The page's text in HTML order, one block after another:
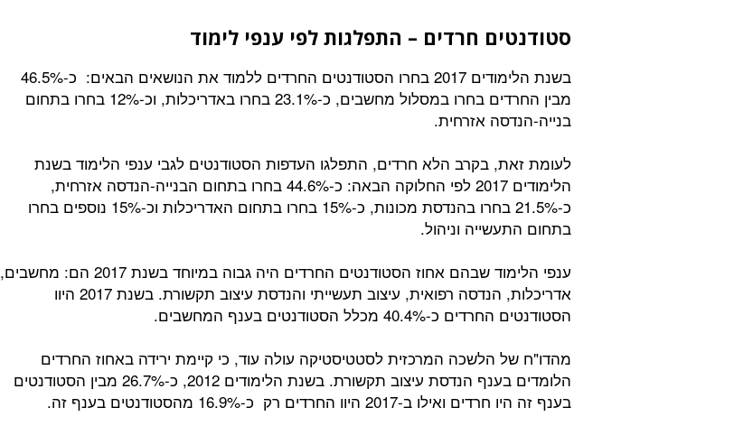
סטודנטים חרדים – התפלגות לפי ענפי לימוד
בשנת הלימודים 2017 בחרו הסטודנטים החרדים ללמוד את הנושאים הבאים: כ-46.5%
מבין החרדים בחרו במסלול מחשבים, כ-23.1% בחרו באדריכלות, וכ-12% בחרו בתחום
בנייה-הנדסה אזרחית.
לעומת זאת, בקרב הלא חרדים, התפלגו העדפות הסטודנטים לגבי ענפי הלימוד בשנת
הלימודים 2017 לפי החלוקה הבאה: כ-44.6% בחרו בתחום הבנייה-הנדסה אזרחית,
כ-21.5% בחרו בהנדסת מכונות, כ-15% בחרו בתחום האדריכלות וכ-15% נוספים בחרו
בתחום התעשייה וניהול.
ענפי הלימוד שבהם אחוז הסטודנטים החרדים היה גבוה במיוחד בשנת 2017 הם: מחשבים,
אדריכלות, הנדסה רפואית, עיצוב תעשייתי והנדסת עיצוב תקשורת. בשנת 2017 היוו
הסטודנטים החרדים כ-40.4% מכלל הסטודנטים בענף המחשבים.
מהדו"ח של הלשכה המרכזית לסטטיסטיקה עולה עוד, כי קיימת ירידה באחוז החרדים
הלומדים בענף הנדסת עיצוב תקשורת. בשנת הלימודים 2012, כ-26.7% מבין הסטודנטים
בענף זה היו חרדים ואילו ב-2017 היוו החרדים רק כ-16.9% מהסטודנטים בענף זה.